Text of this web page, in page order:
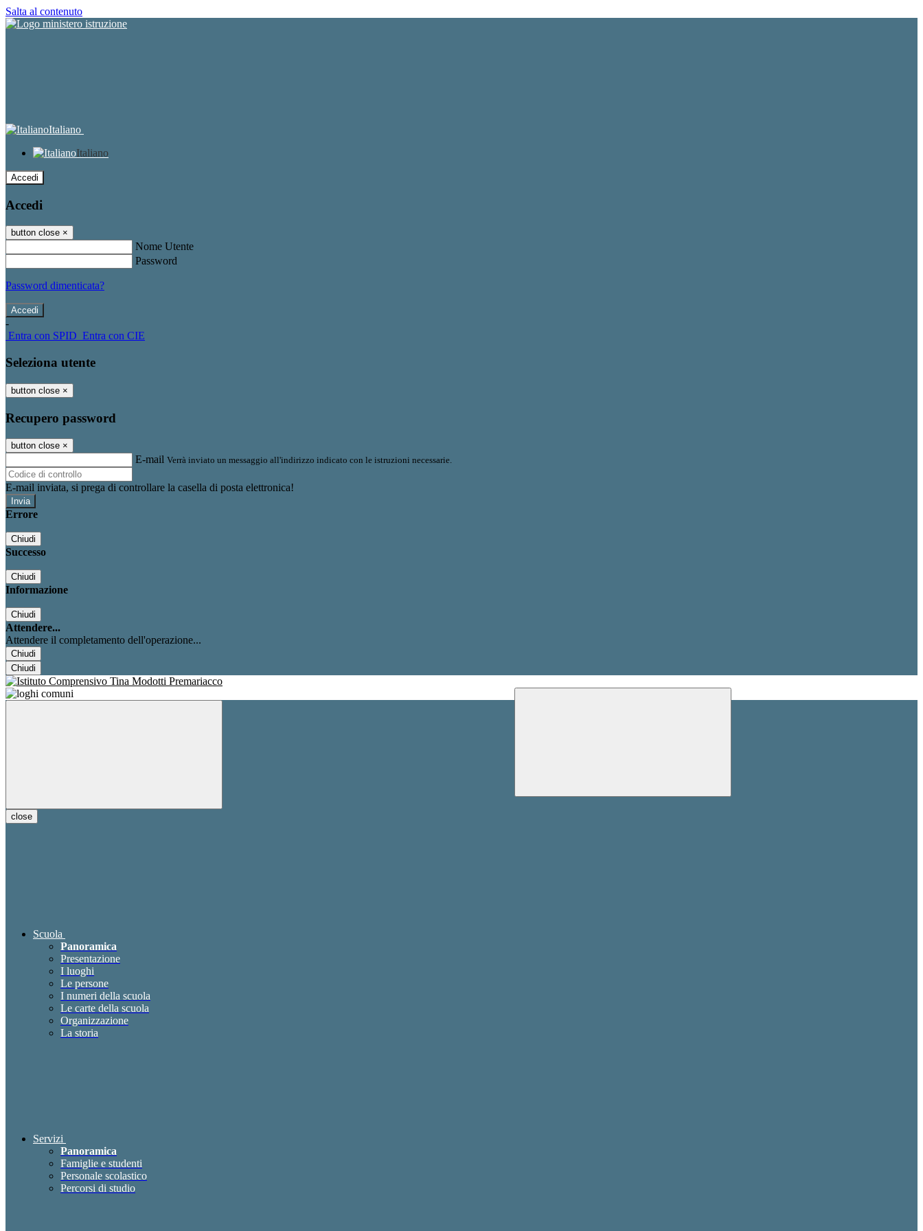
Salta al contenuto
Italiano
Italiano
Accedi
Accedi
button close ×
Nome Utente
Password
Password dimenticata?
-
Entra con SPID Entra con CIE
Seleziona utente
button close ×
Recupero password
button close ×
E-mail Verrà inviato un messaggio all'indirizzo indicato con le istruzioni necessarie.
E-mail inviata, si prega di controllare la casella di posta elettronica!
Errore
Chiudi
Successo
Chiudi
Informazione
Chiudi
Attendere...
Attendere il completamento dell'operazione...
Chiudi
Chiudi
close
Scuola
Panoramica
Presentazione
I luoghi
Le persone
I numeri della scuola
Le carte della scuola
Organizzazione
La storia
Servizi
Panoramica
Famiglie e studenti
Personale scolastico
Percorsi di studio